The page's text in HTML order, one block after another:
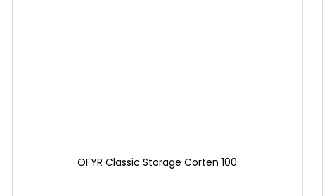
OFYR Classic Storage Corten 100